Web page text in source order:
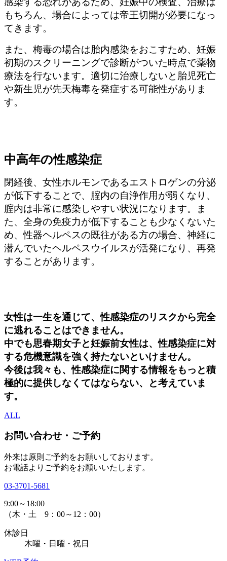
もちろん、場合によっては帝王切開が必要になっ
てきます。
また、梅毒の場合は胎内感染をおこすため、妊娠
初期のスクリーニングで診断がついた時点で薬物
療法を行ないます。適切に治療しないと胎児死亡
や新生児が先天梅毒を発症する可能性がありま
す。
中高年の性感染症
閉経後、女性ホルモンであるエストロゲンの分泌
が低下することで、腟内の自浄作用が弱くなり、
腟内は非常に感染しやすい状況になります。ま
た、全身の免疫力が低下することも少なくないた
め、性器ヘルペスの既往がある方の場合、神経に
潜んでいたヘルペスウイルスが活発になり、再発
することがあります。
女性は一生を通じて、性感染症のリスクから完全
に逃れることはできません。
中でも思春期女子と妊娠前女性は、性感染症に対
する危機意識を強く持たないといけません。
今後は我々も、性感染症に関する情報をもっと積
極的に提供しなくてはならない、と考えていま
す。
ALL
お問い合わせ・ご予約
外来は原則ご予約をお願いしております。
お電話よりご予約をお願いいたします。
03-3701-5681
9:00～18:00
（木・土 9：00～12：00）
休診日
木曜・日曜・祝日